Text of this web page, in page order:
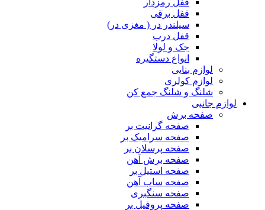
قفل رمزدار
قفل برقی
سیلندر در ( مغزی در)
قفل درب
جک و لولا
انواع دستگیره
لوازم بنایی
لوازم کولری
شلنگ و شلنگ جمع کن
لوازم جانبی
صفحه برش
صفحه گرانیت بر
صفحه سرامیک بر
صفحه پرسلان بر
صفحه برش آهن
صفحه استیل بر
صفحه ساب آهن
صفحه سنگبری
صفحه پروفیل بر